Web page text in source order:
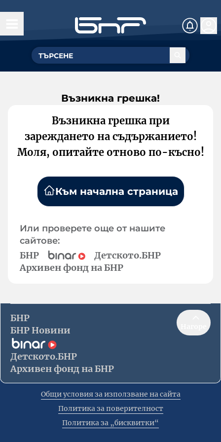
Възникна грешка!
Възникна грешка при
зареждането на съдържанието!
Моля, опитайте отново по-късно!
Към начална страница
Или проверете още от нашите
сайтове:
БНР
Детското.БНР
Архивен фонд на БНР
БНР
БНР Новини
Детското.БНР
Архивен фонд на БНР
Общи условия за използване на сайта
Политика за поверителност
Политика за „бисквитки“